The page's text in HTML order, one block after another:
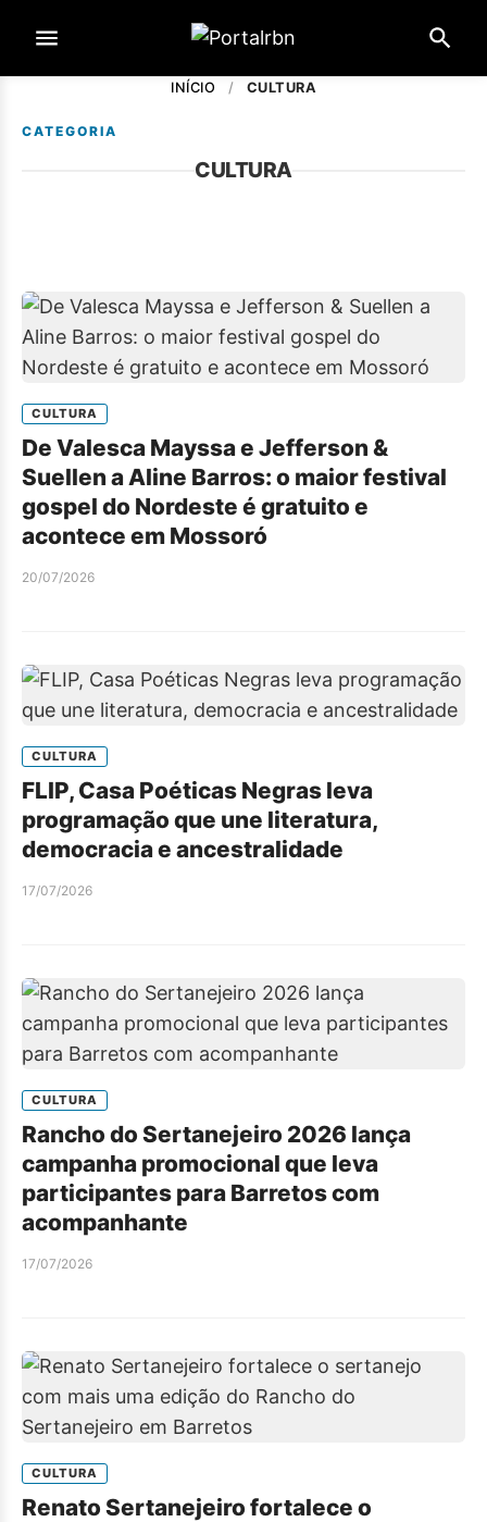
INÍCIO / CULTURA
CATEGORIA
CULTURA
CULTURA
De Valesca Mayssa e Jefferson &
Suellen a Aline Barros: o maior festival
gospel do Nordeste é gratuito e
acontece em Mossoró
20/07/2026
CULTURA
FLIP, Casa Poéticas Negras leva
programação que une literatura,
democracia e ancestralidade
17/07/2026
CULTURA
Rancho do Sertanejeiro 2026 lança
campanha promocional que leva
participantes para Barretos com
acompanhante
17/07/2026
CULTURA
Renato Sertanejeiro fortalece o